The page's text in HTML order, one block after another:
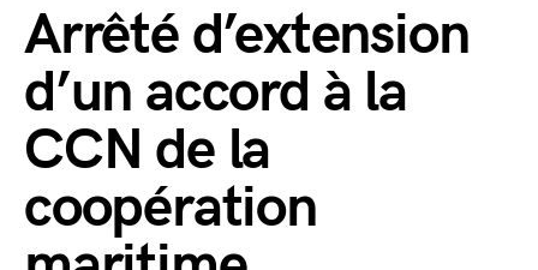
Arrêté d’extension
d’un accord à la
CCN de la
coopération